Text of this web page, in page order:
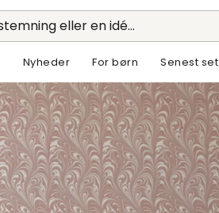
eller en idé...
Nyheder For børn Senest set